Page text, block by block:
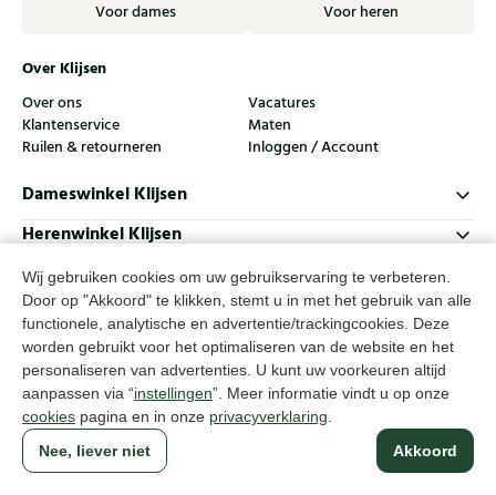
Wij gebruiken cookies om uw gebruikservaring te verbeteren.
Door op "Akkoord" te klikken, stemt u in met het gebruik van alle
functionele, analytische en advertentie/trackingcookies. Deze
worden gebruikt voor het optimaliseren van de website en het
personaliseren van advertenties. U kunt uw voorkeuren altijd
aanpassen via “instellingen”. Meer informatie vindt u op onze
cookies pagina en in onze privacyverklaring
Akkoord
Nee, liever niet
Voor dames Voor heren
Over Klijsen
Over ons
Vacatures
Klantenservice
Maten
Ruilen & retourneren
Inloggen / Account
Dameswinkel Klijsen
Herenwinkel Klijsen
Klantenservice
Volg ons
© Klijsen Schoenmode - 2026
PrivacyverklaringCookiesAlgemene voorwaarden